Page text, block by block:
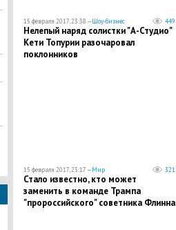
15 февраля 2017, 23:38 —Шоу-бизнес 449
Нелепый наряд солистки "А-Студио"
Кети Топурии разочаровал
поклонников
15 февраля 2017, 23:17 —Мир 321
Стало известно, кто может
заменить в команде Трампа
"пророссийского" советника Флинна